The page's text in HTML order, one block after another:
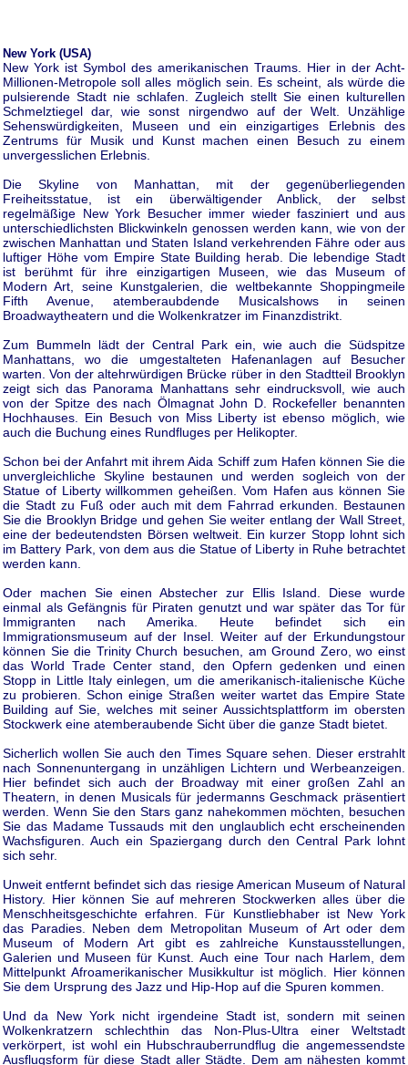
New York (USA)
New York ist Symbol des amerikanischen Traums. Hier in der Acht-
Millionen-Metropole soll alles möglich sein. Es scheint, als würde die
pulsierende Stadt nie schlafen. Zugleich stellt Sie einen kulturellen
Schmelztiegel dar, wie sonst nirgendwo auf der Welt. Unzählige
Sehenswürdigkeiten, Museen und ein einzigartiges Erlebnis des
Zentrums für Musik und Kunst machen einen Besuch zu einem
unvergesslichen Erlebnis.
Die Skyline von Manhattan, mit der gegenüberliegenden
Freiheitsstatue, ist ein überwältigender Anblick, der selbst
regelmäßige New York Besucher immer wieder fasziniert und aus
unterschiedlichsten Blickwinkeln genossen werden kann, wie von der
zwischen Manhattan und Staten Island verkehrenden Fähre oder aus
luftiger Höhe vom Empire State Building herab. Die lebendige Stadt
ist berühmt für ihre einzigartigen Museen, wie das Museum of
Modern Art, seine Kunstgalerien, die weltbekannte Shoppingmeile
Fifth Avenue, atemberaubdende Musicalshows in seinen
Broadwaytheatern und die Wolkenkratzer im Finanzdistrikt.
Zum Bummeln lädt der Central Park ein, wie auch die Südspitze
Manhattans, wo die umgestalteten Hafenanlagen auf Besucher
warten. Von der altehrwürdigen Brücke rüber in den Stadtteil Brooklyn
zeigt sich das Panorama Manhattans sehr eindrucksvoll, wie auch
von der Spitze des nach Ölmagnat John D. Rockefeller benannten
Hochhauses. Ein Besuch von Miss Liberty ist ebenso möglich, wie
auch die Buchung eines Rundfluges per Helikopter.
Schon bei der Anfahrt mit ihrem Aida Schiff zum Hafen können Sie die
unvergleichliche Skyline bestaunen und werden sogleich von der
Statue of Liberty willkommen geheißen. Vom Hafen aus können Sie
die Stadt zu Fuß oder auch mit dem Fahrrad erkunden. Bestaunen
Sie die Brooklyn Bridge und gehen Sie weiter entlang der Wall Street,
eine der bedeutendsten Börsen weltweit. Ein kurzer Stopp lohnt sich
im Battery Park, von dem aus die Statue of Liberty in Ruhe betrachtet
werden kann.
Oder machen Sie einen Abstecher zur Ellis Island. Diese wurde
einmal als Gefängnis für Piraten genutzt und war später das Tor für
Immigranten nach Amerika. Heute befindet sich ein
Immigrationsmuseum auf der Insel. Weiter auf der Erkundungstour
können Sie die Trinity Church besuchen, am Ground Zero, wo einst
das World Trade Center stand, den Opfern gedenken und einen
Stopp in Little Italy einlegen, um die amerikanisch-italienische Küche
zu probieren. Schon einige Straßen weiter wartet das Empire State
Building auf Sie, welches mit seiner Aussichtsplattform im obersten
Stockwerk eine atemberaubende Sicht über die ganze Stadt bietet.
Sicherlich wollen Sie auch den Times Square sehen. Dieser erstrahlt
nach Sonnenuntergang in unzähligen Lichtern und Werbeanzeigen.
Hier befindet sich auch der Broadway mit einer großen Zahl an
Theatern, in denen Musicals für jedermanns Geschmack präsentiert
werden. Wenn Sie den Stars ganz nahekommen möchten, besuchen
Sie das Madame Tussauds mit den unglaublich echt erscheinenden
Wachsfiguren. Auch ein Spaziergang durch den Central Park lohnt
sich sehr.
Unweit entfernt befindet sich das riesige American Museum of Natural
History. Hier können Sie auf mehreren Stockwerken alles über die
Menschheitsgeschichte erfahren. Für Kunstliebhaber ist New York
das Paradies. Neben dem Metropolitan Museum of Art oder dem
Museum of Modern Art gibt es zahlreiche Kunstausstellungen,
Galerien und Museen für Kunst. Auch eine Tour nach Harlem, dem
Mittelpunkt Afroamerikanischer Musikkultur ist möglich. Hier können
Sie dem Ursprung des Jazz und Hip-Hop auf die Spuren kommen.
Und da New York nicht irgendeine Stadt ist, sondern mit seinen
Wolkenkratzern schlechthin das Non-Plus-Ultra einer Weltstadt
verkörpert, ist wohl ein Hubschrauberrundflug die angemessendste
Ausflugsform für diese Stadt aller Städte. Dem am nähesten kommt